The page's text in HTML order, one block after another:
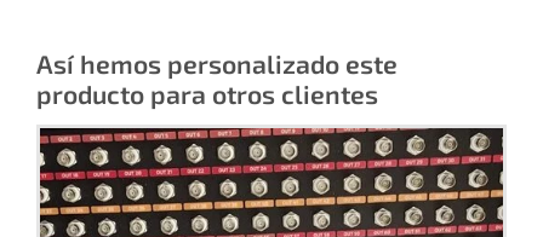
Así hemos personalizado este
producto para otros clientes